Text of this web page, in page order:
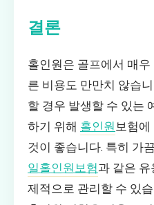
결론
홀인원은 골프에서 매
른 비용도 만만치 않습
할 경우 발생할 수 있는
하기 위해 홀인원보험에
것이 좋습니다. 특히 가
일홀인원보험과 같은
제적으로 관리할 수 있